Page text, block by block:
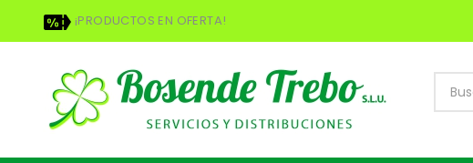
¡PRODUCTOS EN OFERTA!